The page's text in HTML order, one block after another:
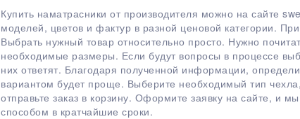
Купить наматрасники от производителя можно на сайте
моделей, цветов и фактур в разной ценовой категории.
Выбрать нужный товар относительно просто. Нужно
необходимые размеры. Если будут вопросы в процессе
них ответят. Благодаря полученной информации,
вариантом будет проще. Выберите необходимый тип
отправьте заказ в корзину. Оформите заявку на сайте, и
способом в кратчайшие сроки.